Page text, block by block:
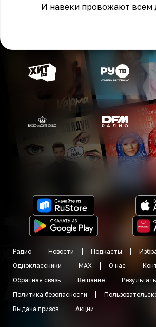
И навеки провожают всем
Радио Новости Подкасты
Одноклассники
MAX О нас
Обратная связь
Вещание
Политика безопасности
Выдача призов
Акции